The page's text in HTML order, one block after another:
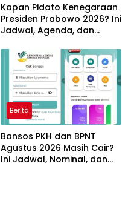
Kapan Pidato Kenegaraan
Presiden Prabowo 2026? Ini
Jadwal, Agenda, dan
Berita
Bansos PKH dan BPNT
Agustus 2026 Masih Cair?
Ini Jadwal, Nominal, dan